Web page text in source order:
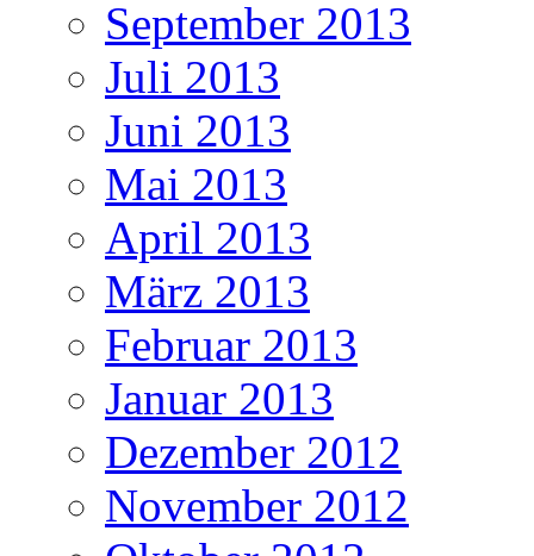
September 2013
Juli 2013
Juni 2013
Mai 2013
April 2013
März 2013
Februar 2013
Januar 2013
Dezember 2012
November 2012